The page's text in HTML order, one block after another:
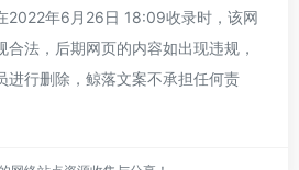
2022年6月26日 18:09收录时，该网
法，后期网页的内容如出现违规，
进行删除，鲸落文案不承担任何责